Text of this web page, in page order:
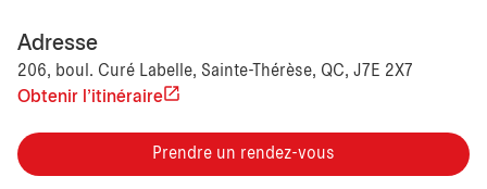
Adresse
206, boul. Curé Labelle, Sainte-Thérèse, QC, J7E 2X7
Obtenir l'itinéraire
Prendre un rendez-vous